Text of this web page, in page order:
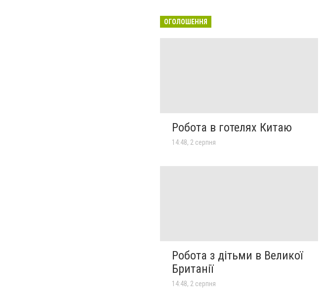
ОГОЛОШЕННЯ
Робота в готелях Китаю
14:48, 2 серпня
Робота з дітьми в Великої
Британії
14:48, 2 серпня